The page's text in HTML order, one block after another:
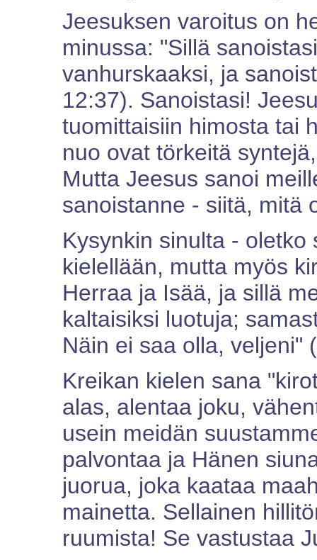
Jeesuksen varoitus on
minussa: "Sillä
vanhurskaaksi, ja
12:37). Sanoistasi!
tuomittaisiin himosta tai
nuo ovat törkeitä
Mutta Jeesus sanoi
sanoistanne - siitä, mitä
Kysynkin sinulta -
kielellään, mutta myös
Herraa ja Isää, ja sillä
kaltaisiksi luotuja;
Näin ei saa olla, veljeni"
Kreikan kielen sana
alas, alentaa joku,
usein meidän
palvontaa ja Hänen
juorua, joka kaataa
mainetta. Sellainen
ruumista! Se vastustaa